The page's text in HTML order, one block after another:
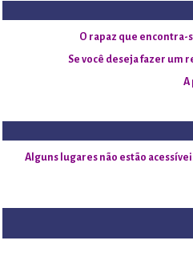
O rapaz que encontra-
Se você deseja fazer um
A
Alguns lugares não estão